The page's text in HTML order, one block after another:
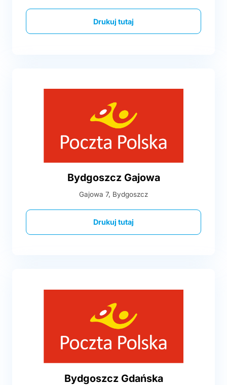
Drukuj tutaj
Bydgoszcz Gajowa
Gajowa 7, Bydgoszcz
Drukuj tutaj
Bydgoszcz Gdańska